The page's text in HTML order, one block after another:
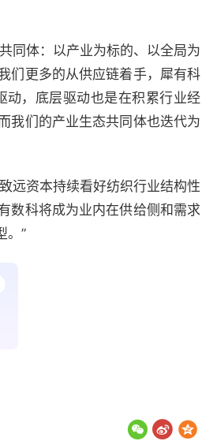
同体：以产业为标的、以全局为
们更多的从供应链着手，犀有科
动，底层驱动也是在积累行业经
我们的产业生态共同体也迭代为
远资本持续看好纺织行业结构性
数科将成为业内在供给侧和需求
。”